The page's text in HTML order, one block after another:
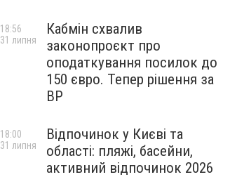
Кабмін схвалив
законопроєкт про
оподаткування посилок до
150 євро. Тепер рішення за
ВР
18:56
31 липня
Відпочинок у Києві та
області: пляжі, басейни,
активний відпочинок 2026
18:00
31 липня